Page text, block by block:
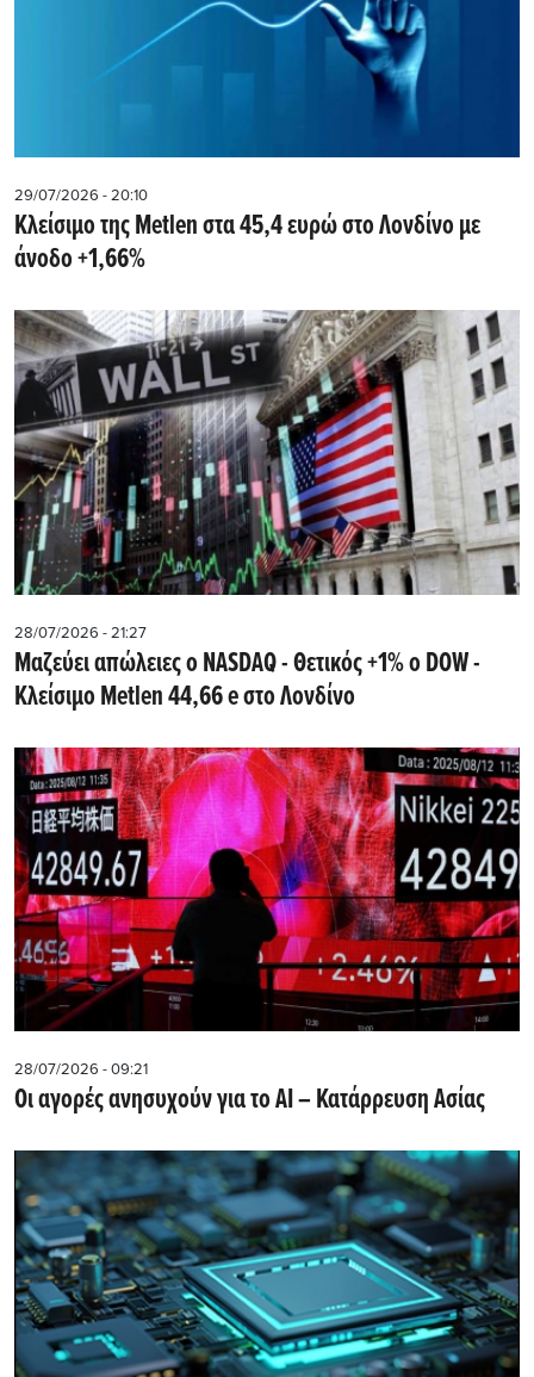
29/07/2026 - 20:10
Kλείσιμο της Metlen στα 45,4 ευρώ στο Λονδίνο με
άνοδο +1,66%
28/07/2026 - 21:27
Μαζεύει απώλειες ο NASDAQ - Θετικός +1% ο DOW -
Kλείσιμο Metlen 44,66 e στο Λονδίνο
28/07/2026 - 09:21
Οι αγορές ανησυχούν για το AI – Κατάρρευση Ασίας